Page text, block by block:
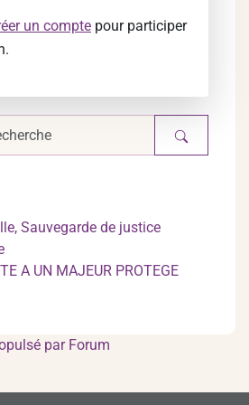
un compte pour participer
Sauvegarde de justice
A UN MAJEUR PROTEGE
par Forum